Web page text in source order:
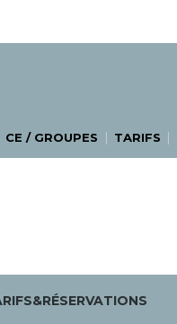
CE / GROUPES | TARIFS |